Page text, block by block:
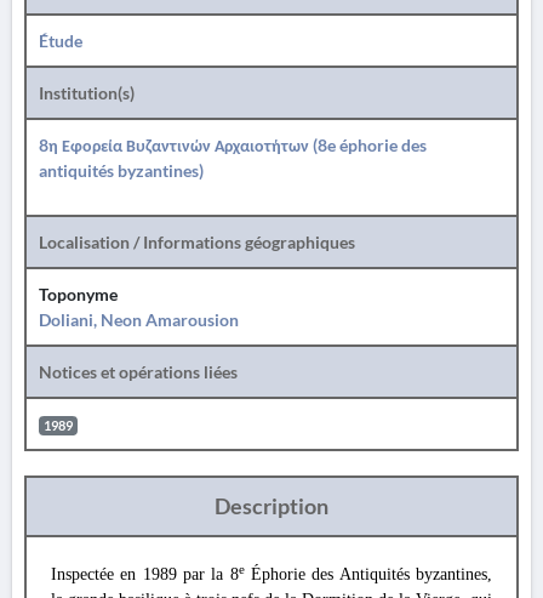
Étude
Institution(s)
8η Εφορεία Βυζαντινών Αρχαιοτήτων (8e éphorie des
antiquités byzantines)
Localisation / Informations géographiques
Toponyme
Doliani, Neon Amarousion
Notices et opérations liées
1989
Description
Inspectée en 1989 par la 8eÉphorie des Antiquités byzantines,